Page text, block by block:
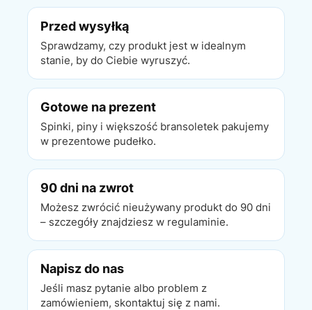
Przed wysyłką
Sprawdzamy, czy produkt jest w idealnym
stanie, by do Ciebie wyruszyć.
Gotowe na prezent
Spinki, piny i większość bransoletek pakujemy
w prezentowe pudełko.
90 dni na zwrot
Możesz zwrócić nieużywany produkt do 90 dni
– szczegóły znajdziesz w regulaminie.
Napisz do nas
Jeśli masz pytanie albo problem z
zamówieniem, skontaktuj się z nami.